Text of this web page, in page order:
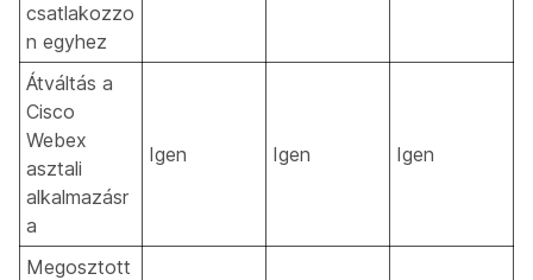
csatlakozzo
n egyhez
Átváltás a
Cisco
Webex
asztali
alkalmazásr
a
Igen Igen Igen
Megosztott